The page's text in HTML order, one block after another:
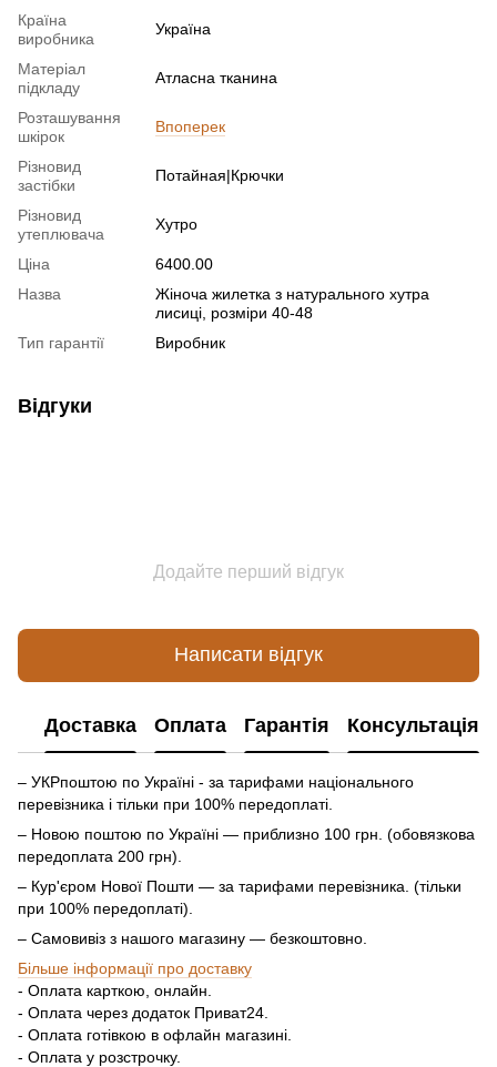
Країна
виробника
Україна
Матеріал
підкладу
Атласна тканина
Розташування
шкірок
Впоперек
Різновид
застібки
Потайная|Крючки
Різновид
утеплювача
Хутро
Ціна
6400.00
Назва
Жіноча жилетка з натурального хутра
лисиці, розміри 40-48
Тип гарантії
Виробник
Відгуки
Додайте перший відгук
Написати відгук
Доставка Оплата Гарантія Консультація
– УКРпоштою по Україні - за тарифами національного
перевізника і тільки при 100% передоплаті.
– Новою поштою по Україні — приблизно 100 грн. (обовязкова
передоплата 200 грн).
– Кур'єром Нової Пошти — за тарифами перевізника. (тільки
при 100% передоплаті).
– Самовивіз з нашого магазину — безкоштовно.
Більше інформації про доставку
- Оплата карткою, онлайн.
- Оплата через додаток Приват24.
- Оплата готівкою в офлайн магазині.
- Оплата у розстрочку.